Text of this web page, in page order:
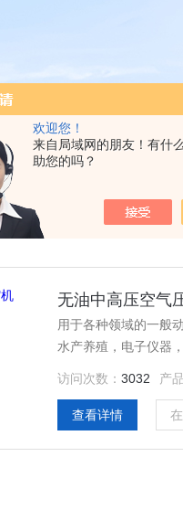
欢迎您！
来自局域网的朋友！有什
助您的吗？
无油中高压空气
用于各种领域的一般
水产养殖，电子仪器
访问次数： 3032 产
查看详情